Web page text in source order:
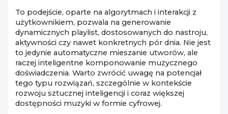
To podejście, oparte na algorytmach i interakcji z
użytkownikiem, pozwala na generowanie
dynamicznych playlist, dostosowanych do nastroju,
aktywności czy nawet konkretnych pór dnia. Nie jest
to jedynie automatyczne mieszanie utworów, ale
raczej inteligentne komponowanie muzycznego
doświadczenia. Warto zwrócić uwagę na potencjał
tego typu rozwiązań, szczególnie w kontekście
rozwoju sztucznej inteligencji i coraz większej
dostępności muzyki w formie cyfrowej.